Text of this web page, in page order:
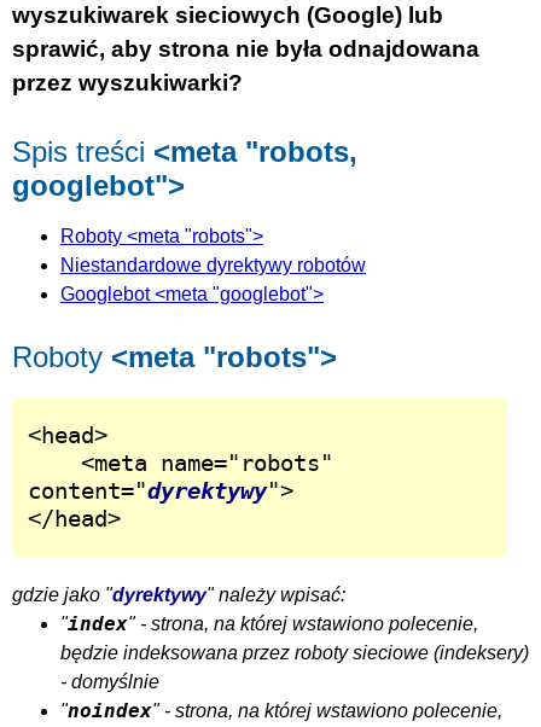
wyszukiwarek sieciowych (Google) lub
sprawić, aby strona nie była odnajdowana
przez wyszukiwarki?
Spis treści <meta "robots,
googlebot">
Roboty <meta "robots">
Niestandardowe dyrektywy robotów
Googlebot <meta "googlebot">
Roboty <meta "robots">
<head>
content="dyrektywy">
</head>
gdzie jako "dyrektywy" należy wpisać:
"index" - strona, na której wstawiono polecenie,
będzie indeksowana przez robotysieciowe (indeksery)
- domyślnie
"noindex" - strona, na której wstawiono polecenie,